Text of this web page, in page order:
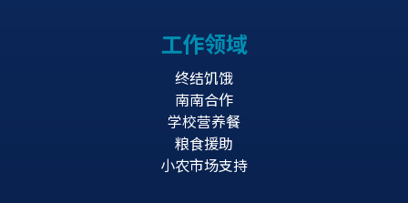
工作领域
终结饥饿
南南合作
学校营养餐
粮食援助
小农市场支持